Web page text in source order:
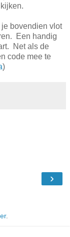
bovendien vlot
Een handig
Net als de
code mee te
)
›
.